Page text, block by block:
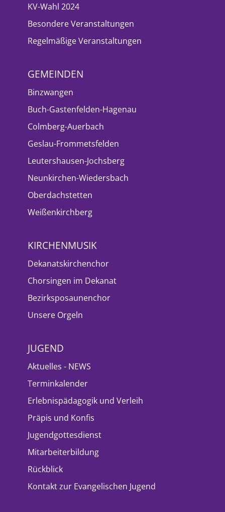
KV-Wahl 2024
Besondere Veranstaltungen
Regelmäßige Veranstaltungen
GEMEINDEN
Binzwangen
Buch-Gastenfelden-Hagenau
Colmberg-Auerbach
Geslau-Frommetsfelden
Leutershausen-Jochsberg
Neunkirchen-Wiedersbach
Oberdachstetten
Weißenkirchberg
KIRCHENMUSIK
Dekanatskirchenchor
Chorsingen im Dekanat
Bezirksposaunenchor
Unsere Orgeln
JUGEND
Aktuelles - NEWS
Terminkalender
Erlebnispädagogik und Verleih
Präpis und Konfis
Jugendgottesdienst
Mitarbeiterbildung
Rückblick
Kontakt zur Evangelischen Jugend